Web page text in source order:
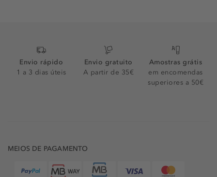
Envio rápido
1 a 3 dias úteis
Envio gratuito
A partir de 35€
Amostras grátis
em encomendas
superiores a 50€
MEIOS DE PAGAMENTO